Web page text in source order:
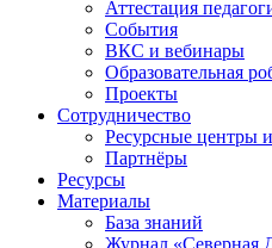
Аттестация
События
ВКС и вебинары
Образовательная
Проекты
Сотрудничество
Ресурсные центры
Партнёры
Ресурсы
Материалы
База знаний
Журнал «Северная